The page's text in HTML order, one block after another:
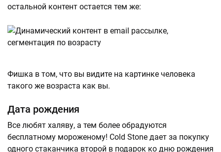
остальной контент остается тем же:
Фишка в том, что вы видите на картинке человека
такого же возраста как вы.
Дата рождения
Все любят халяву, а тем более обрадуются
бесплатному мороженому! Cold Stone дает за покупку
одного стаканчика второй в подарок ко дню рождения